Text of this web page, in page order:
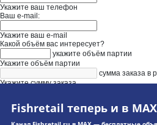
Fishretail теперь и в MAX
Укажите ваш телефон
Ваш e-mail:
Укажите ваш e-mail
Какой объём вас интересует?
укажите объём партии
Укажите объём партии
сумма заказа в
Укажите сумму заказа
Выберите адрес из выпадающего списка и